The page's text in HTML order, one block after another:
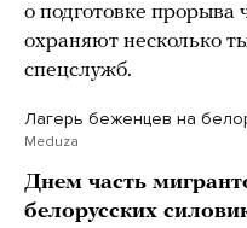
о подготовке прорыва
охраняют несколько
спецслужб.
Лагерь беженцев на
Meduza
Днем часть
белорусских